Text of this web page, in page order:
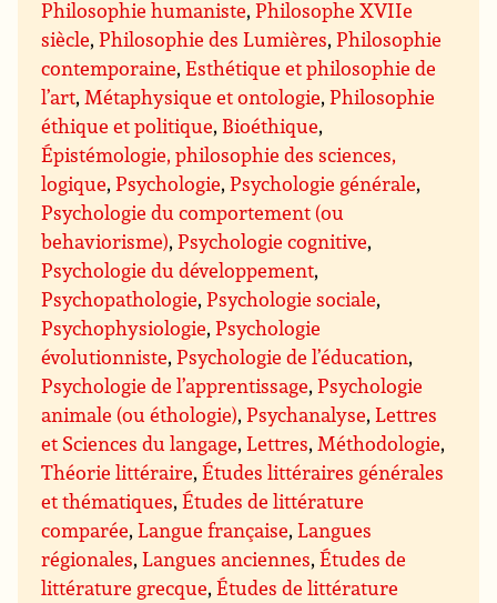
Philosophie humaniste,Philosophe XVIIe
siècle,Philosophie des Lumières,Philosophie
contemporaine,Esthétique et philosophie de
l’art, Métaphysique et ontologie,Philosophie
éthique et politique, Bioéthique,
Épistémologie, philosophie des sciences,
logique,Psychologie,Psychologie générale,
Psychologie du comportement (ou
behaviorisme),Psychologie cognitive,
Psychologie du développement,
Psychopathologie,Psychologie sociale,
Psychophysiologie,Psychologie
évolutionniste,Psychologie de l’éducation,
Psychologie de l’apprentissage,Psychologie
animale (ou éthologie),Psychanalyse,Lettres
et Sciences du langage,Lettres, Méthodologie,
Théorie littéraire,Études littéraires générales
et thématiques,Études de littérature
comparée,Langue française,Langues
régionales,Langues anciennes,Études de
littérature grecque,Études de littérature